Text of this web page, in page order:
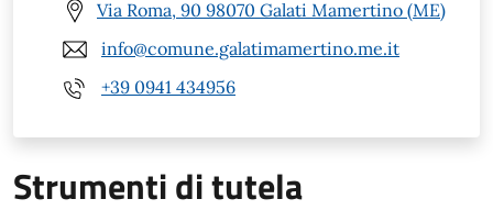
Via Roma, 90 98070 Galati Mamertino (ME)
info@comune.galatimamertino.me.it
+39 0941 434956
Strumenti di tutela